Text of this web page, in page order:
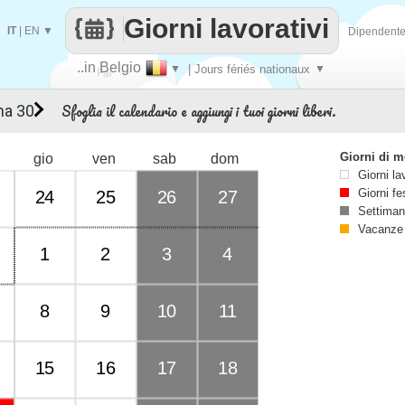
Fai
..in Belgio ▼ | Jours fériés nationaux ▼
Giorni lavorativi
IT| EN ▼
Sfoglia il calendario e aggiungi i tuoi giorni liberi.
gio ven sab dom
24 25 26 27
1 2 3 4
8 9 10 11
15 16 17 18
30
Giorni di
Giorni
Giorni
Vacanze